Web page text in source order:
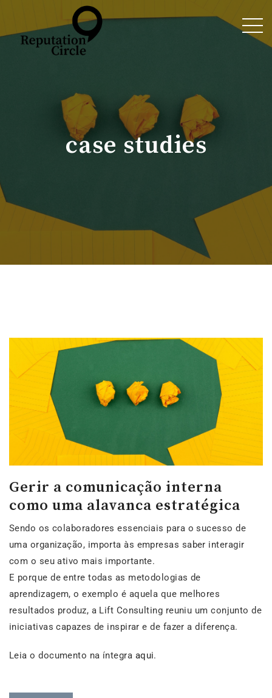
case studies
Gerir a comunicação interna
como uma alavanca estratégica
Sendo os colaboradores essenciais para o sucesso de
uma organização, importa às empresas saber interagir
com o seu ativo mais importante.
E porque de entre todas as metodologias de
aprendizagem, o exemplo é aquela que melhores
resultados produz, a Lift Consulting reuniu um conjunto de
iniciativas capazes de inspirar e de fazer a diferença.
Leia o documento na íntegra aqui.